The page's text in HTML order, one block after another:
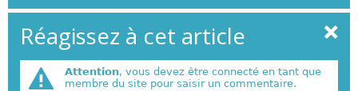
Réagissez à cet article
Attention, vous devez être connecté en tant que
membre du site pour saisir un commentaire.